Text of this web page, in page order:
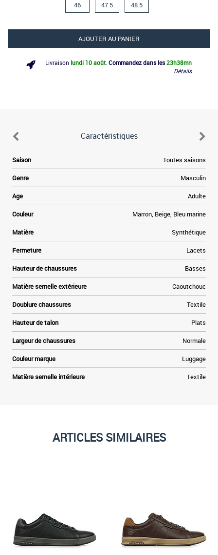
46 47.5 48.5
AJOUTER AU PANIER
Livraison lundi 10 août Commandez dans les23h38mn
Détails
Caractéristiques
Saison Toutes saisons
Genre Masculin
Age Adulte
Couleur Marron, Beige, Bleu marine
Matière Synthétique
Fermeture Lacets
Hauteur de chaussures Basses
Matière semelle extérieure Caoutchouc
Doublure chaussures Textile
Hauteur de talon Plats
Largeur de chaussures Normale
Couleur marque Luggage
Matière semelle intérieure Textile
ARTICLES SIMILAIRES